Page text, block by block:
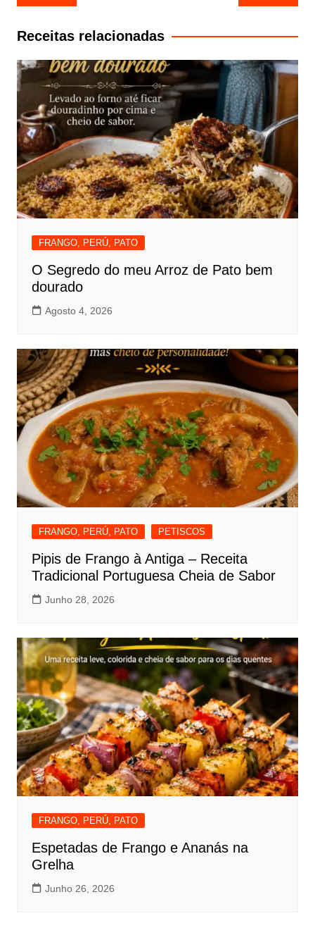
de
artigos
Receitas relacionadas
FRANGO, PERÚ, PATO
O Segredo do meu Arroz de Pato bem
dourado
Agosto 4, 2026
FRANGO, PERÚ, PATO PETISCOS
Pipis de Frango à Antiga – Receita
Tradicional Portuguesa Cheia de Sabor
Junho 28, 2026
FRANGO, PERÚ, PATO
Espetadas de Frango e Ananás na
Grelha
Junho 26, 2026